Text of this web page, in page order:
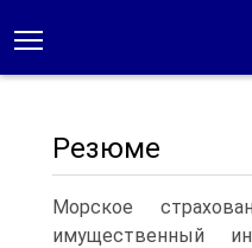
Резюме
Морское
имущественный